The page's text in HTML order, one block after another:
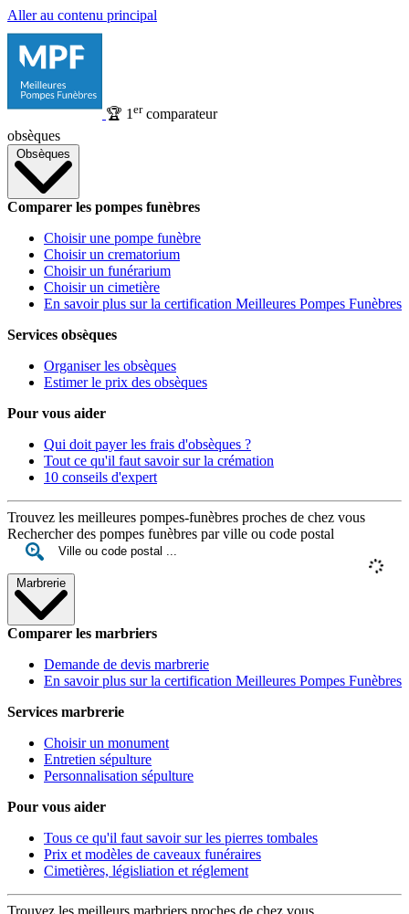
Aller au contenu principal
🏆 1 ercomparateur
obsèques
Obsèques
Comparer les pompes funèbres
Choisir une pompe funèbre
Choisir un crematorium
Choisir un funérarium
Choisir un cimetière
En savoir plus sur la certification Meilleures Pompes Funèbres
Services obsèques
Organiser les obsèques
Estimer le prix des obsèques
Pour vous aider
Qui doit payer les frais d'obsèques ?
Tout ce qu'il faut savoir sur la crémation
10 conseils d'expert
Trouvez les meilleures pompes-funèbres proches de chez vous
Rechercher des pompes funèbres par ville ou code postal
Marbrerie
Comparer les marbriers
Demande de devis marbrerie
En savoir plus sur la certification Meilleures Pompes Funèbres
Services marbrerie
Choisir un monument
Entretien sépulture
Personnalisation sépulture
Pour vous aider
Tous ce qu'il faut savoir sur les pierres tombales
Prix et modèles de caveaux funéraires
Cimetières, législiation et réglement
Trouvez les meilleurs marbriers proches de chez vous